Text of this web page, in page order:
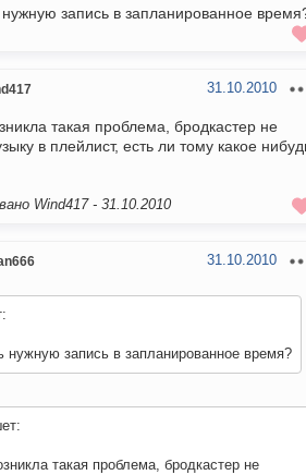
нужную запись в запланированное
31.10.2010
такая проблема, бродкастер не
в плейлист, есть ли тому какое
Wind417 - 31.10.2010
31.10.2010
нужную запись в запланированное время?
такая проблема, бродкастер не